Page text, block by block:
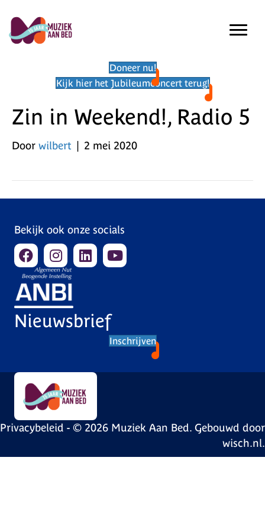
Doneer nu!
Kijk hier het Jubileumconcert terug!
Zin in Weekend!, Radio 5
Door wilbert 2 mei 2020
Bekijk ook onze socials
Nieuwsbrief
Inschrijven
Privacybeleid - © 2026 Muziek Aan Bed. Gebouwd door
wisch.nl.